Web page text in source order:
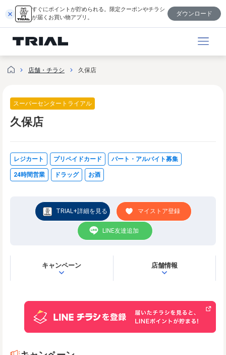
内
すぐにポイントが貯められる。限定クーポンやチラシ
が届くお買い物アプリ。
ダウンロード
店舗・チラシ 久保店
スーパーセンタートライアル
久保店
レジカート プリペイドカード パート・アルバイト募集
24時間営業 ドラッグ お酒
TRIAL+詳細を見る マイストア登録
LINE友達追加
キャンペーン 店舗情報